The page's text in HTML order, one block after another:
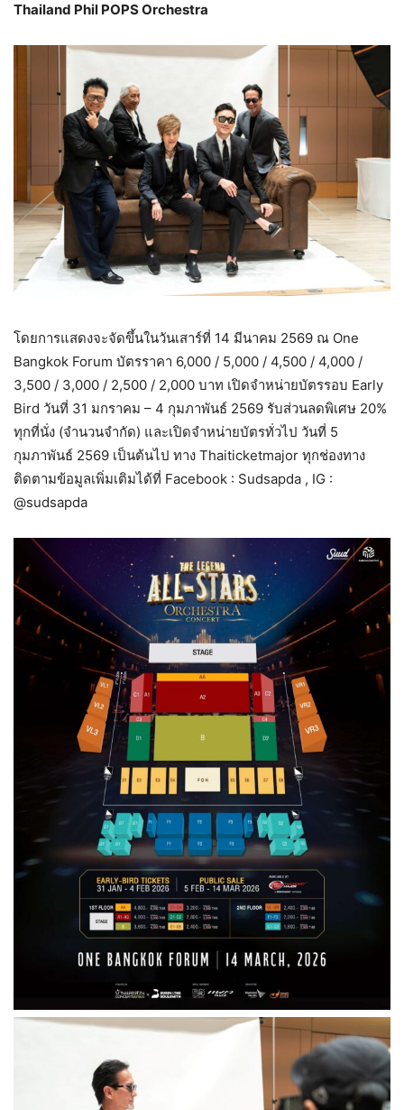
Thailand Phil POPS Orchestra
โดยการแสดงจะจัดขึ้นในวันเสาร์ที่ 14 มีนาคม 2569 ณ One
Bangkok Forum บัตรราคา 6,000 / 5,000 / 4,500 / 4,000 /
3,500 / 3,000 / 2,500 / 2,000 บาท เปิดจำหน่ายบัตรรอบ Early
Bird วันที่ 31 มกราคม – 4 กุมภาพันธ์ 2569 รับส่วนลดพิเศษ 20%
ทุกที่นั่ง (จำนวนจำกัด) และเปิดจำหน่ายบัตรทั่วไป วันที่ 5
กุมภาพันธ์ 2569 เป็นต้นไป ทาง Thaiticketmajor ทุกช่องทาง
ติดตามข้อมูลเพิ่มเติมได้ที่ Facebook : Sudsapda , IG :
@sudsapda